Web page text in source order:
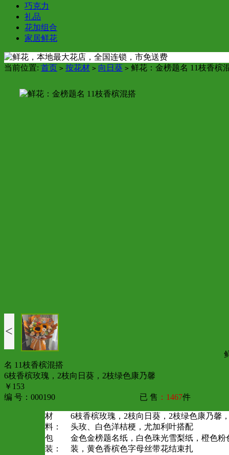
巧克力
礼品
花加组合
家居鲜花
当前位置: 首页 > 按花材 > 向日葵 > 鲜花：金榜题名 11枝香槟
<
名 11枝香槟混搭
6枝香槟玫瑰，2枝向日葵，2枝绿色康乃馨
￥153
编 号：000190
已 售 ：1467件
材
料：
6枝香槟玫瑰，2枝向日葵，2枝绿色康乃馨
头玫、白色洋桔梗，尤加利叶搭配
包
装：
金色金榜题名纸，白色珠光雪梨纸，橙色粉
装，黄色香槟色字母丝带花结束扎